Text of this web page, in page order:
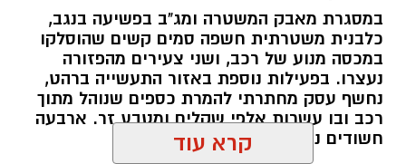
נחשף עסק מחתרתי להמרת כספים שנוהל מתוך
רכב ובו עשרות אלפי שקלים ומטבע זר. ארבעה
חשודים נעצרו בסך הכל.
רותם שרון / 19:00 06.08.26
קרא עוד
אולי יעניין אותך גם